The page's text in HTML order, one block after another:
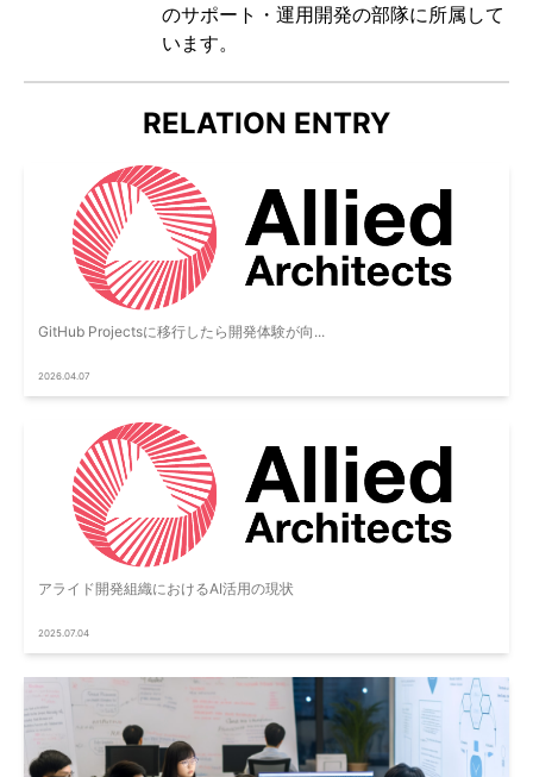
のサポート・運用開発の部隊に所属して
います。
RELATION ENTRY
GitHub Projectsに移行したら開発体験が向...
2026.04.07
アライド開発組織におけるAI活用の現状
2025.07.04